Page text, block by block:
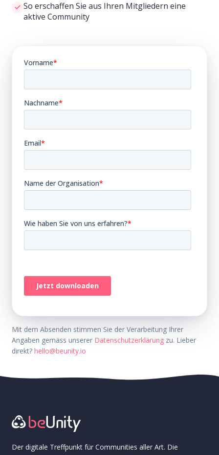
So erschaffen Sie aus Ihren Mitgliedern eine
aktive Community
Mit dem Absenden stimmen Sie der Verarbeitung Ihrer
Angaben gemäss unserer Datenschutzerklärung zu. Lieber
direkt? hello@beunity.io
Der digitale Treffpunkt für Communities aller Art. Die